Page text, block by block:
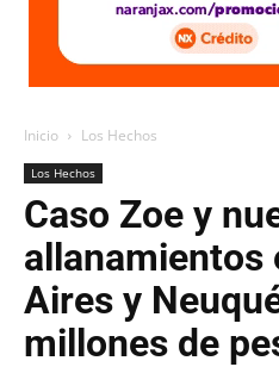
Inicio Los Hechos
Los Hechos
Caso Zoe y
allanamientos
Aires y
millones de